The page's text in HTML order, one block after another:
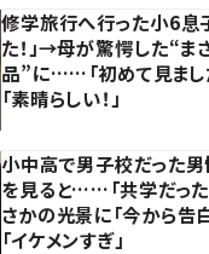
修学旅行へ行った小6息
た！」→母が驚愕した“ま
品”に……「初めて見ました
「素晴らしい！」
小中高で男子校だった
を見ると……「共学だった
さかの光景に「今から告
「イケメンすぎ」